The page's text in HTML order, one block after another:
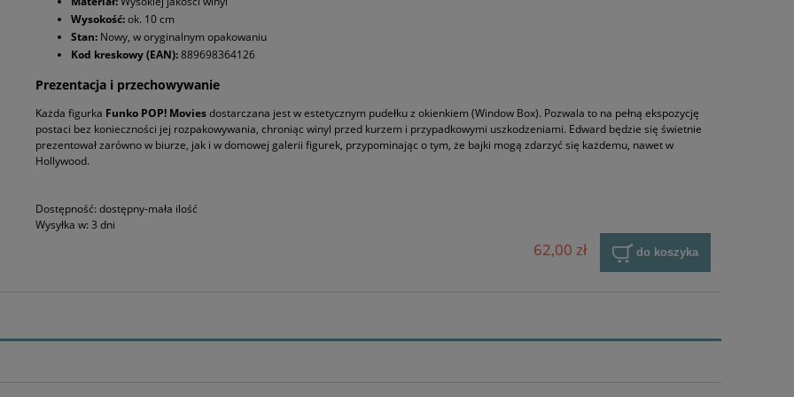
Wysokość:ok. 10 cm
Stan:Nowy, w oryginalnym opakowaniu
Kod kreskowy (EAN):889698364126
Prezentacja i przechowywanie
Każda figurka Funko POP! Moviesdostarczana jest w estetycznym pudełku z okienkiem (Window Box). Pozwala to na pełną ekspozycję
postaci bez konieczności jej rozpakowywania, chroniąc winyl przed kurzem i przypadkowymi uszkodzeniami. Edward będzie się świetnie
prezentował zarówno w biurze, jak i w domowej galerii figurek, przypominając o tym, że bajki mogą zdarzyć się każdemu, nawet w
Hollywood.
Dostępność: dostępny-mała ilość
Wysyłka w: 3 dni
62,00 zł do koszyka